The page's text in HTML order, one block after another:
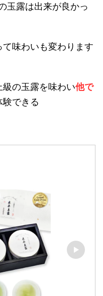
玉露は出来が良かっ
味わいも変わります
の玉露を味わい他で
験できる